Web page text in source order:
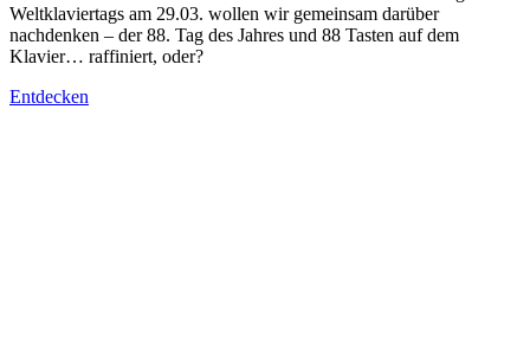
Weltklaviertags am 29.03. wollen wir gemeinsam darüber
nachdenken – der 88. Tag des Jahres und 88 Tasten auf dem
Klavier… raffiniert, oder?
Entdecken